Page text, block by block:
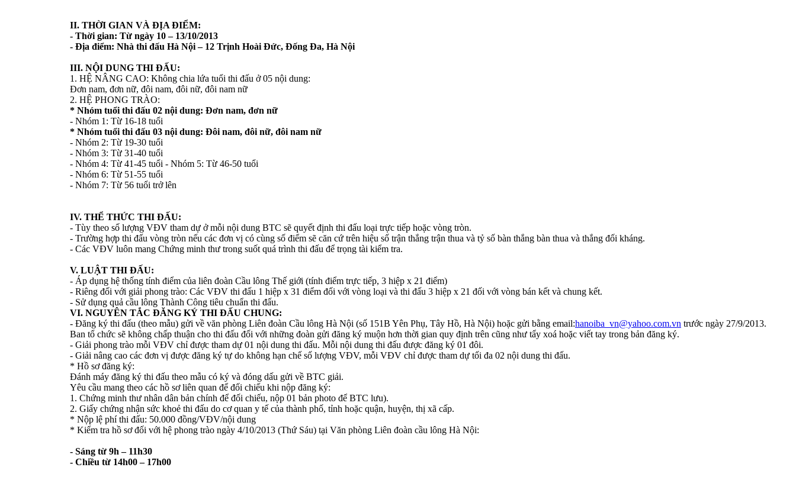
II. THỜI GIAN VÀ ĐỊA ĐIỂM:
- Thời gian: Từ ngày 10 – 13/10/2013
- Địa điểm: Nhà thi đấu Hà Nội – 12 Trịnh Hoài Đức, Đống Đa, Hà Nội
III. NỘI DUNG THI ĐẤU:
1. HỆ NÂNG CAO: Không chia lứa tuổi thi đấu ở 05 nội dung:
Đơn nam, đơn nữ, đôi nam, đôi nữ, đôi nam nữ
2. HỆ PHONG TRÀO:
* Nhóm tuổi thi đấu 02 nội dung: Đơn nam, đơn nữ
- Nhóm 1: Từ 16-18 tuổi
* Nhóm tuổi thi đấu 03 nội dung: Đôi nam, đôi nữ, đôi nam nữ
- Nhóm 2: Từ 19-30 tuổi
- Nhóm 3: Từ 31-40 tuổi
- Nhóm 4: Từ 41-45 tuổi - Nhóm 5: Từ 46-50 tuổi
- Nhóm 6: Từ 51-55 tuổi
- Nhóm 7: Từ 56 tuổi trở lên
IV. THỂ THỨC THI ĐẤU:
- Tùy theo số lượng VĐV tham dự ở mỗi nội dung BTC sẽ quyết định thi đấu loại trực tiếp hoặc vòng tròn.
- Trường hợp thi đấu vòng tròn nếu các đơn vị có cùng số điểm sẽ căn cứ trên hiệu số trận thắng trận thua và tỷ số bàn thắng bàn thua và thắng đối kháng.
- Các VĐV luôn mang Chứng minh thư trong suốt quá trình thi đấu để trọng tài kiểm tra.
V. LUẬT THI ĐẤU:
- Áp dụng hệ thống tính điểm của liên đoàn Cầu lông Thế giới (tính điểm trực tiếp, 3 hiệp x 21 điểm)
- Riêng đối với giải phong trào: Các VĐV thi đấu 1 hiệp x 31 điểm đối với vòng loại và thi đấu 3 hiệp x 21 đối với vòng bán kết và chung kết.
- Sử dụng quả cầu lông Thành Công tiêu chuẩn thi đấu.
VI. NGUYÊN TẮC ĐĂNG KÝ THI ĐẤU CHUNG:
- Đăng ký thi đấu (theo mẫu) gửi về văn phòng Liên đoàn Cầu lông Hà Nội (số 151B Yên Phụ, Tây Hồ, Hà Nội) hoặc gửi bằng email:hanoiba_vn@yahoo.com.vn trước ngày 27/9/2013.
Ban tổ chức sẽ không chấp thuận cho thi đấu đối với những đoàn gửi đăng ký muộn hơn thời gian quy định trên cũng như tẩy xoá hoặc viết tay trong bản đăng ký.
- Giải phong trào mỗi VĐV chỉ được tham dự 01 nội dung thi đấu. Mỗi nội dung thi đấu được đăng ký 01 đôi.
- Giải nâng cao các đơn vị được đăng ký tự do không hạn chế số lượng VĐV, mỗi VĐV chỉ được tham dự tối đa 02 nội dung thi đấu.
* Hồ sơ đăng ký:
Đánh máy đăng ký thi đấu theo mẫu có ký và đóng dấu gửi về BTC giải.
Yêu cầu mang theo các hồ sơ liên quan để đối chiếu khi nộp đăng ký:
1. Chứng minh thư nhân dân bản chính để đối chiếu, nộp 01 bản photo để BTC lưu).
2. Giấy chứng nhận sức khoẻ thi đấu do cơ quan y tế của thành phố, tỉnh hoặc quận, huyện, thị xã cấp.
* Nộp lệ phí thi đấu: 50.000 đồng/VĐV/nội dung
* Kiểm tra hồ sơ đối với hệ phong trào ngày 4/10/2013 (Thứ Sáu) tại Văn phòng Liên đoàn cầu lông Hà Nội:
- Sáng từ 9h – 11h30
- Chiều từ 14h00 – 17h00